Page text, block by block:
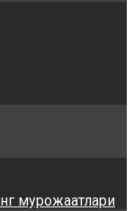
мурожаатлари